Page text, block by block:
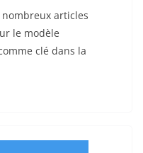
articles
le modèle
clé dans la